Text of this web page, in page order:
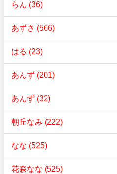
らん (36)
あずさ (566)
はる (23)
あんず (201)
あんず (32)
朝丘なみ (222)
なな (525)
花森なな (525)